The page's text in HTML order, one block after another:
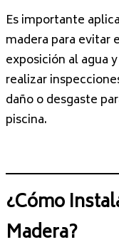
Es importante
madera para evitar
exposición al agua
realizar
daño o desgaste
piscina.
¿Cómo
Madera?